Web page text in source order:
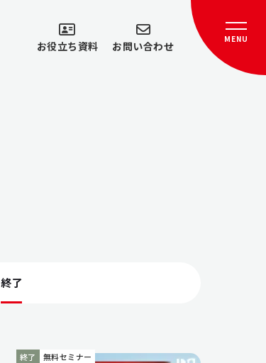
お役立ち資料 お問い合わせ
MENU
終了
終了 無料セミナー